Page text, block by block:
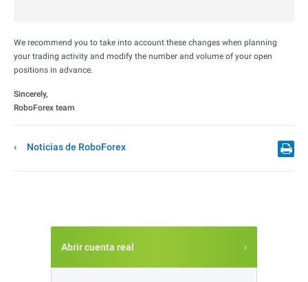
We recommend you to take into account these changes when planning
your trading activity and modify the number and volume of your open
positions in advance.
Sincerely,
RoboForex team
Noticias de RoboForex
Abrir cuenta real